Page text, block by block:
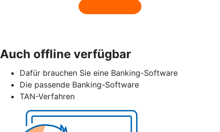
Auch offline verfügbar
Dafür brauchen Sie eine Banking-Software
Die passende Banking-Software
TAN-Verfahren